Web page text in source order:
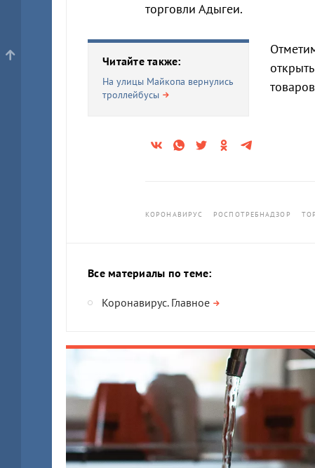
торговли Адыгеи.
Читайте также:
На улицы Майкопа вернулись
троллейбусы
КОРОНАВИРУС РОСПОТРЕБНАДЗОР
Все материалы по теме:
Коронавирус. Главное